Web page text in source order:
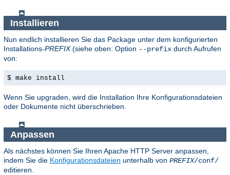
Installieren
Nun endlich installieren Sie das Package unter dem konfigurierten
Installations-PREFIX(siehe oben: Option --prefix durch Aufrufen
von:
$ make install
Wenn Sie upgraden, wird die Installation Ihre Konfigurationsdateien
oder Dokumente nicht überschrieben.
Anpassen
Als nächstes können Sie Ihren Apache HTTP Server anpassen,
indem Sie die Konfigurationsdateien unterhalb von PREFIX/conf/
editieren.